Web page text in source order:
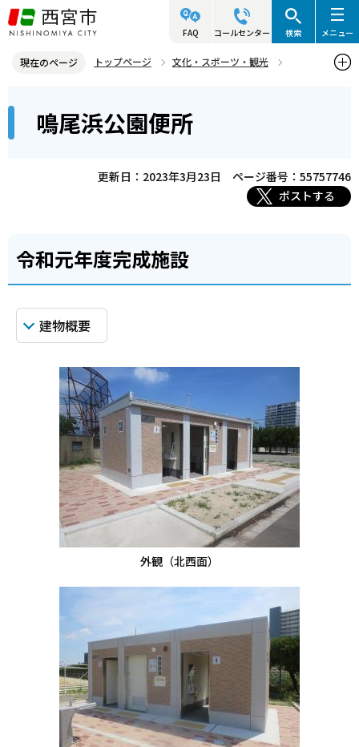
こ
の
ジ
先
FAQ コールセンター 検索 メニュー
現在のページ トップページ
文化・スポーツ・観光
鳴尾浜公園便所
こ
鳴尾浜公園便所
更新日：2023年3月23日
ページ番号：55757746
ポストする
令和元年度完成施設
建物概要
外観（北西面）